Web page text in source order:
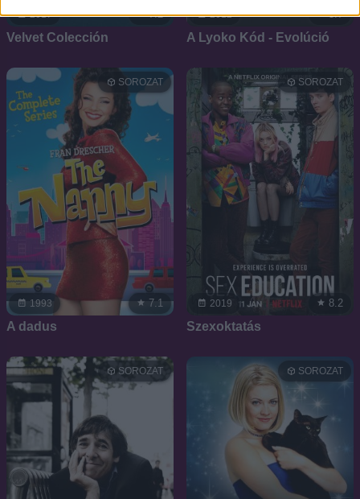
2017 7.2
Velvet Colección
2012 5.7
A Lyoko Kód - Evolúció
1993
SOROZAT
7.1
A dadus
2019
SOROZAT
8.2
Szexoktatás
SOROZAT SOROZAT